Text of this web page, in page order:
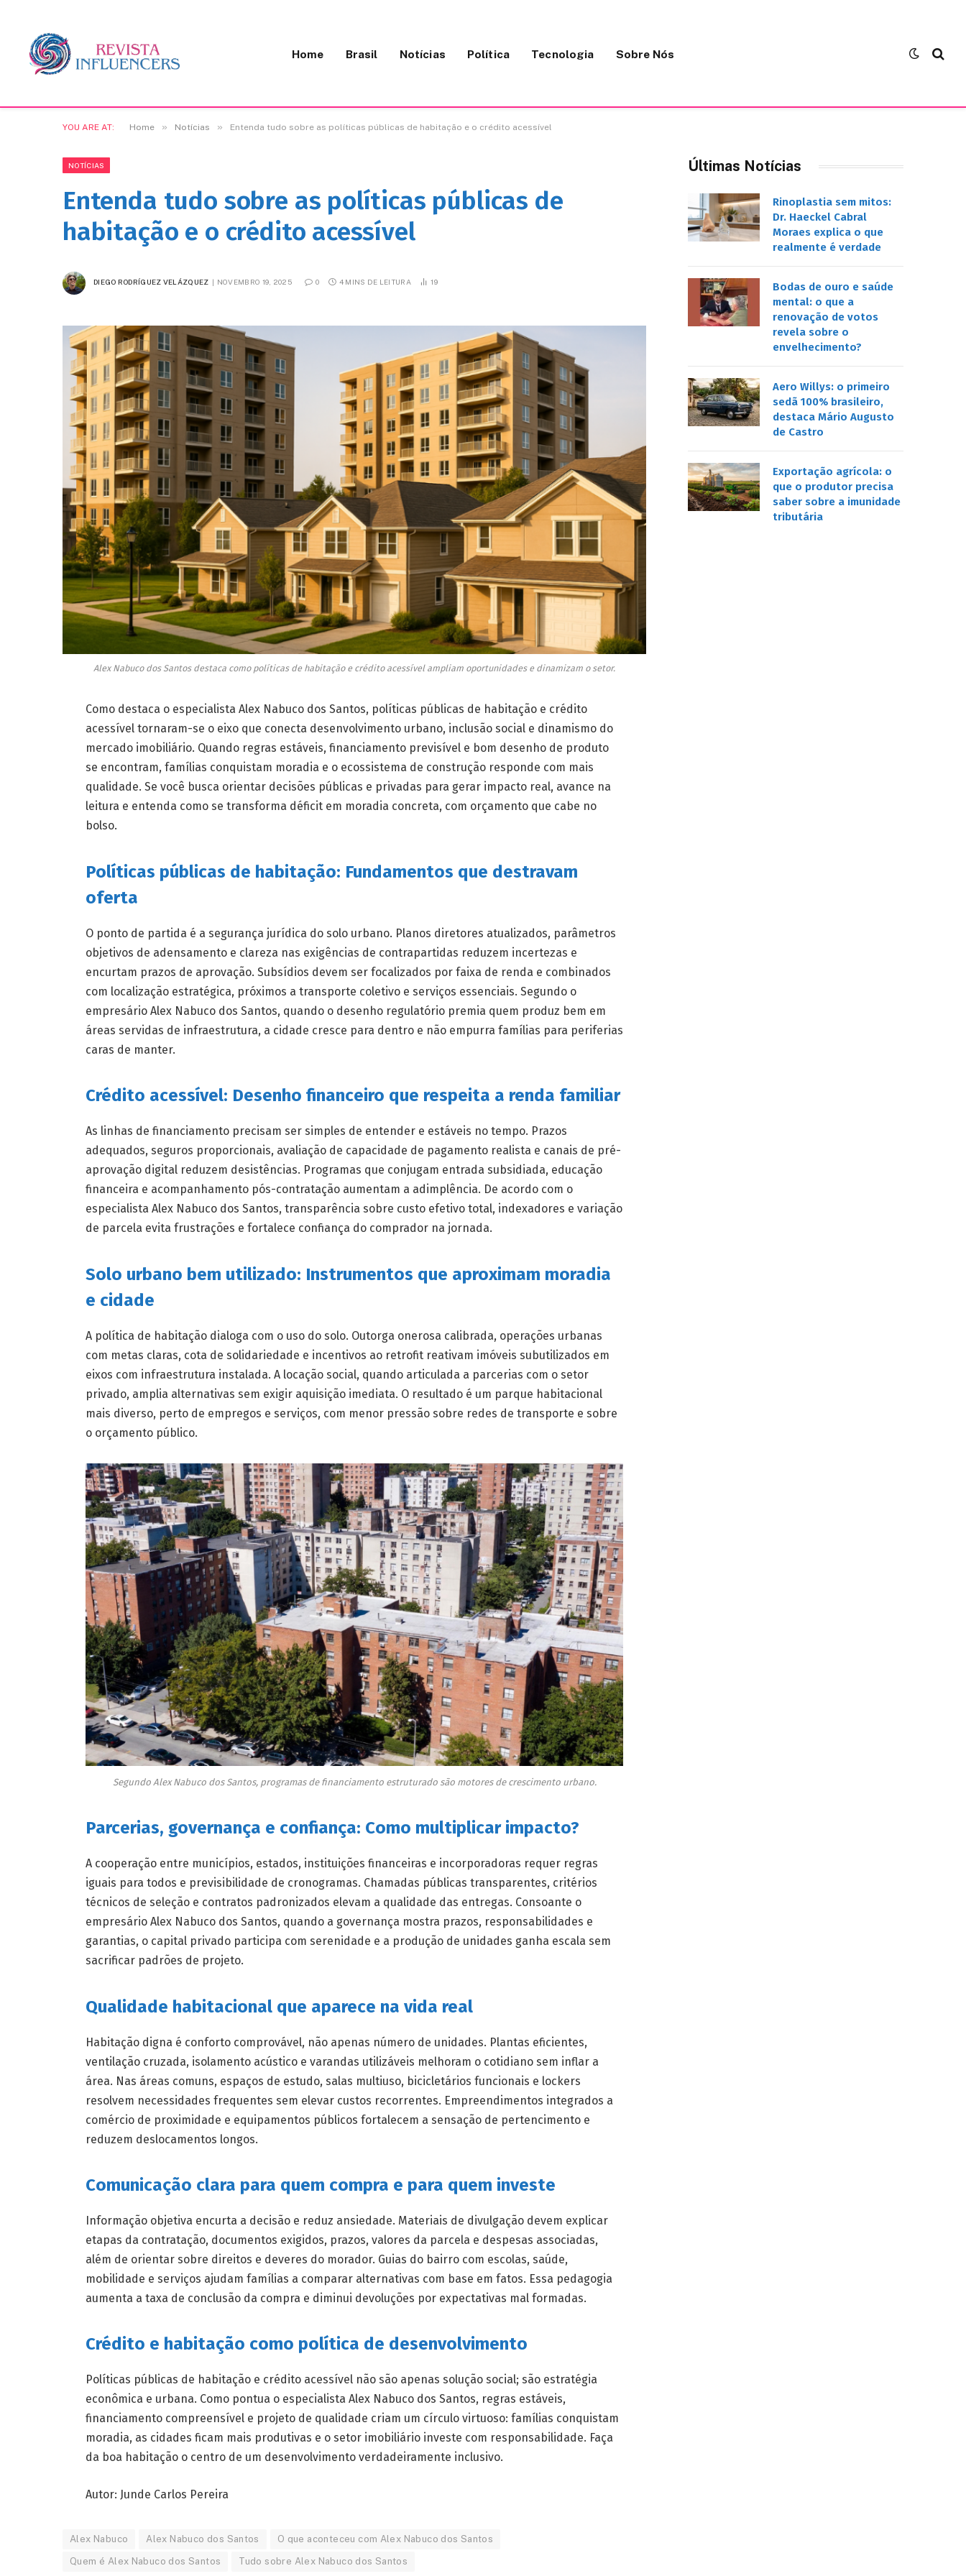
Home Brasil Notícias Política Tecnologia Sobre Nós
YOU ARE AT: Home » Notícias » Entenda tudo sobre as políticas públicas de habitação e o crédito acessível
NOTÍCIAS
Entenda tudo sobre as políticas públicas de
habitação e o crédito acessível
DIEGO RODRÍGUEZ VELÁZQUEZ NOVEMBRO 19, 2025 0 4 MINS DE LEITURA 19
Alex Nabuco dos Santos destaca como políticas de habitação e crédito acessível ampliam oportunidades e dinamizam o setor.
Como destaca o especialista Alex Nabuco dos Santos, políticas públicas de habitação e crédito
acessível tornaram-se o eixo que conecta desenvolvimento urbano, inclusão social e dinamismo do
mercado imobiliário. Quando regras estáveis, financiamento previsível e bom desenho de produto
se encontram, famílias conquistam moradia e o ecossistema de construção responde com mais
qualidade. Se você busca orientar decisões públicas e privadas para gerar impacto real, avance na
leitura e entenda como se transforma déficit em moradia concreta, com orçamento que cabe no
bolso.
Políticas públicas de habitação: Fundamentos que destravam
oferta
O ponto de partida é a segurança jurídica do solo urbano. Planos diretores atualizados, parâmetros
objetivos de adensamento e clareza nas exigências de contrapartidas reduzem incertezas e
encurtam prazos de aprovação. Subsídios devem ser focalizados por faixa de renda e combinados
com localização estratégica, próximos a transporte coletivo e serviços essenciais. Segundo o
empresário Alex Nabuco dos Santos, quando o desenho regulatório premia quem produz bem em
áreas servidas de infraestrutura, a cidade cresce para dentro e não empurra famílias para periferias
caras de manter.
Crédito acessível: Desenho financeiro que respeita a renda familiar
As linhas de financiamento precisam ser simples de entender e estáveis no tempo. Prazos
adequados, seguros proporcionais, avaliação de capacidade de pagamento realista e canais de pré-
aprovação digital reduzem desistências. Programas que conjugam entrada subsidiada, educação
financeira e acompanhamento pós-contratação aumentam a adimplência. De acordo com o
especialista Alex Nabuco dos Santos, transparência sobre custo efetivo total, indexadores e variação
de parcela evita frustrações e fortalece confiança do comprador na jornada.
Solo urbano bem utilizado: Instrumentos que aproximam moradia
e cidade
A política de habitação dialoga com o uso do solo. Outorga onerosa calibrada, operações urbanas
com metas claras, cota de solidariedade e incentivos ao retrofit reativam imóveis subutilizados em
eixos com infraestrutura instalada. A locação social, quando articulada a parcerias com o setor
privado, amplia alternativas sem exigir aquisição imediata. O resultado é um parque habitacional
mais diverso, perto de empregos e serviços, com menor pressão sobre redes de transporte e sobre
o orçamento público.
Segundo Alex Nabuco dos Santos, programas de financiamento estruturado são motores de crescimento urbano.
Parcerias, governança e confiança: Como multiplicar impacto?
A cooperação entre municípios, estados, instituições financeiras e incorporadoras requer regras
iguais para todos e previsibilidade de cronogramas. Chamadas públicas transparentes, critérios
técnicos de seleção e contratos padronizados elevam a qualidade das entregas. Consoante o
empresário Alex Nabuco dos Santos, quando a governança mostra prazos, responsabilidades e
garantias, o capital privado participa com serenidade e a produção de unidades ganha escala sem
sacrificar padrões de projeto.
Qualidade habitacional que aparece na vida real
Habitação digna é conforto comprovável, não apenas número de unidades. Plantas eficientes,
ventilação cruzada, isolamento acústico e varandas utilizáveis melhoram o cotidiano sem inflar a
área. Nas áreas comuns, espaços de estudo, salas multiuso, bicicletários funcionais e lockers
resolvem necessidades frequentes sem elevar custos recorrentes. Empreendimentos integrados a
comércio de proximidade e equipamentos públicos fortalecem a sensação de pertencimento e
reduzem deslocamentos longos.
Comunicação clara para quem compra e para quem investe
Informação objetiva encurta a decisão e reduz ansiedade. Materiais de divulgação devem explicar
etapas da contratação, documentos exigidos, prazos, valores da parcela e despesas associadas,
além de orientar sobre direitos e deveres do morador. Guias do bairro com escolas, saúde,
mobilidade e serviços ajudam famílias a comparar alternativas com base em fatos. Essa pedagogia
aumenta a taxa de conclusão da compra e diminui devoluções por expectativas mal formadas.
Crédito e habitação como política de desenvolvimento
Políticas públicas de habitação e crédito acessível não são apenas solução social; são estratégia
econômica e urbana. Como pontua o especialista Alex Nabuco dos Santos, regras estáveis,
financiamento compreensível e projeto de qualidade criam um círculo virtuoso: famílias conquistam
moradia, as cidades ficam mais produtivas e o setor imobiliário investe com responsabilidade. Faça
da boa habitação o centro de um desenvolvimento verdadeiramente inclusivo.
Autor: Junde Carlos Pereira
Alex Nabuco Alex Nabuco dos Santos O que aconteceu com Alex Nabuco dos Santos
Quem é Alex Nabuco dos Santos Tudo sobre Alex Nabuco dos Santos
Últimas Notícias
Rinoplastia sem mitos:
Dr. Haeckel Cabral
Moraes explica o que
realmente é verdade
Bodas de ouro e saúde
mental: o que a
renovação de votos
revela sobre o
envelhecimento?
Aero Willys: o primeiro
sedã 100% brasileiro,
destaca Mário Augusto
de Castro
Exportação agrícola: o
que o produtor precisa
saber sobre a imunidade
tributária